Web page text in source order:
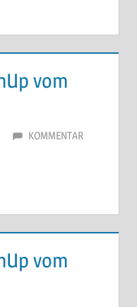
vom
KOMMENTAR
vom